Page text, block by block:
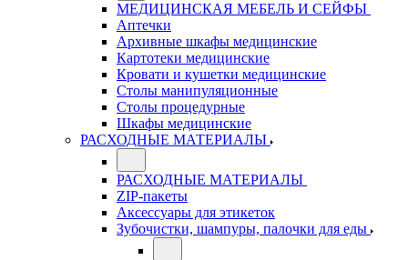
МЕДИЦИНСКАЯ МЕБЕЛЬ И СЕЙФЫ
Аптечки
Архивные шкафы медицинские
Картотеки медицинские
Кровати и кушетки медицинские
Столы манипуляционные
Столы процедурные
Шкафы медицинские
РАСХОДНЫЕ МАТЕРИАЛЫ
РАСХОДНЫЕ МАТЕРИАЛЫ
ZIP-пакеты
Аксессуары для этикеток
Зубочистки, шампуры, палочки для еды